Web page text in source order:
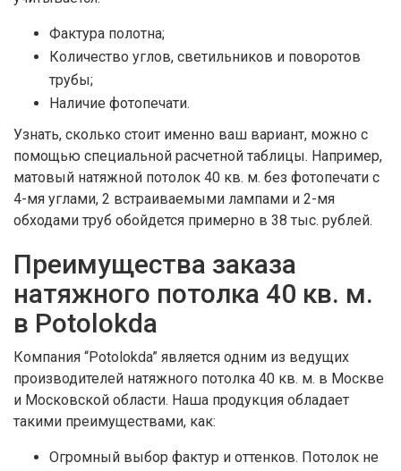
Фактура полотна;
Количество углов, светильников и поворотов
трубы;
Наличие фотопечати.
Узнать, сколько стоит именно ваш вариант, можно с
помощью специальной расчетной таблицы. Например,
матовый натяжной потолок 40 кв. м. без фотопечати с
4-мя углами, 2 встраиваемыми лампами и 2-мя
обходами труб обойдется примерно в 38 тыс. рублей.
Преимущества заказа
натяжного потолка 40 кв. м.
в Potolokda
Компания “Potolokda” является одним из ведущих
производителей натяжного потолка 40 кв. м. в Москве
и Московской области. Наша продукция обладает
такими преимуществами, как:
Огромный выбор фактур и оттенков. Потолок не